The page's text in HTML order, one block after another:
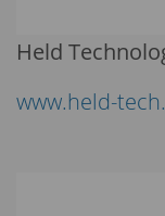
Held
www.held-